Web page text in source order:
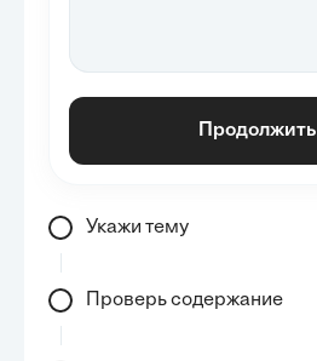
Продолжить
Укажи тему
Проверь содержание